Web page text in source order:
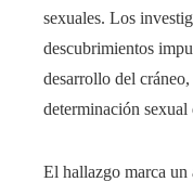
sexuales. Los
descubrimientos
desarrollo del
determinación sexual
El hallazgo marca